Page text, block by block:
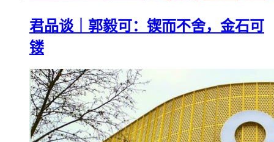
君品谈｜郭毅可：锲而不舍，金石可
镂